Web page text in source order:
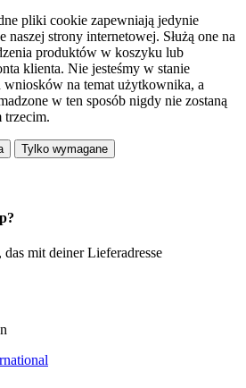
pliki cookie zapewniają jedynie
naszej strony internetowej. Służą one na
produktów w koszyku lub
klienta. Nie jesteśmy w stanie
wniosków na temat użytkownika, a
w ten sposób nigdy nie zostaną
trzecim.
Tylko wymagane
, das mit deiner Lieferadresse